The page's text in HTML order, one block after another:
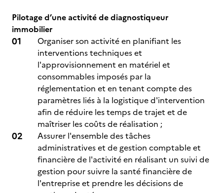
Pilotage d’une activité de diagnostiqueur
immobilier
Organiser son activité en planifiant les
interventions techniques et
l'approvisionnement en matériel et
consommables imposés par la
réglementation et en tenant compte des
paramètres liés à la logistique d'intervention
afin de réduire les temps de trajet et de
maîtriser les coûts de réalisation ;
Assurer l'ensemble des tâches
administratives et de gestion comptable et
financière de l'activité en réalisant un suivi de
gestion pour suivre la santé financière de
l'entreprise et prendre les décisions de